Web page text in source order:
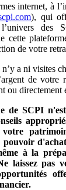
internet, à
), qui
des
cette
de votre
a ni visites
de votre
ou directement
de SCPI
à la
laissez pas